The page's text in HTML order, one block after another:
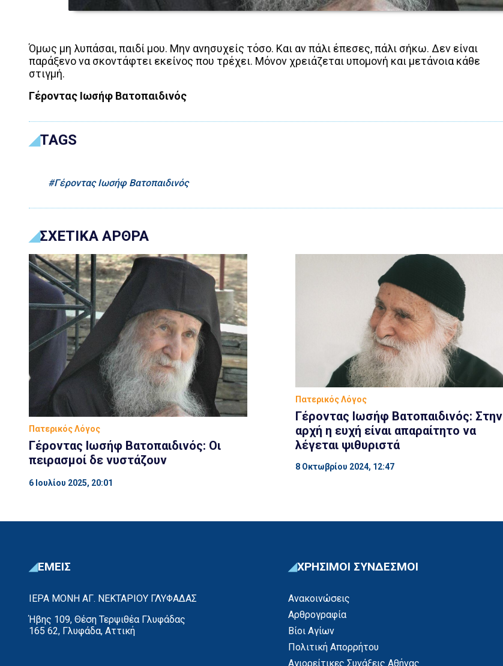
Όμως μη λυπάσαι, παιδί μου. Μην ανησυχείς τόσο. Και αν πάλι έπεσες, πάλι σήκω. Δεν είναι
παράξενο να σκοντάφτει εκείνος που τρέχει. Μόνον χρειάζεται υπομονή και μετάνοια κάθε
στιγμή.
Γέροντας Ιωσήφ Βατοπαιδινός
TAGS
Γέροντας Ιωσήφ Βατοπαιδινός
ΣΧΕΤΙΚΑ ΑΡΘΡΑ
Πατερικός Λόγος
Γέροντας Ιωσήφ Βατοπαιδινός: Οι
πειρασμοί δε νυστάζουν
6 Ιουλίου 2025, 20:01
Πατερικός Λόγος
Γέροντας Ιωσήφ Βατοπαιδινός: Στην
αρχή η ευχή είναι απαραίτητο να
λέγεται ψιθυριστά
8 Οκτωβρίου 2024, 12:47
ΕΜΕΙΣ
ΙΕΡΑ ΜΟΝΗ ΑΓ. ΝΕΚΤΑΡΙΟΥ ΓΛΥΦΑΔΑΣ
Ήβης 109, Θέση Τερψιθέα Γλυφάδας
165 62, Γλυφάδα, Αττική
ΧΡΗΣΙΜΟΙ ΣΥΝΔΕΣΜΟΙ
Ανακοινώσεις
Αρθρογραφία
Βίοι Αγίων
Πολιτική Απορρήτου
Αγιορείτικες Συνάξεις Αθήνας